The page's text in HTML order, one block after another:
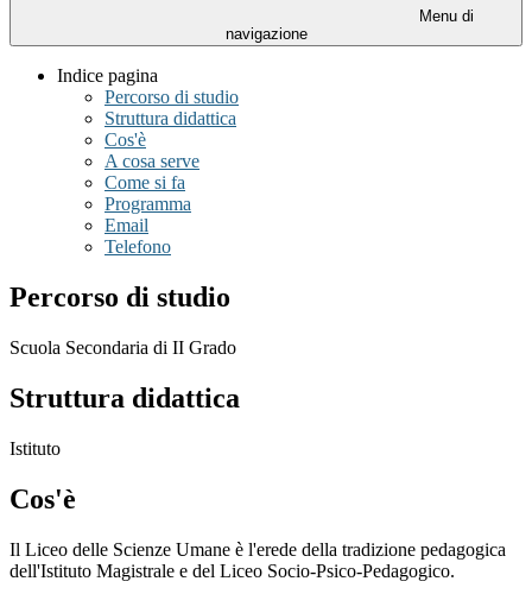
Menu di
navigazione
Indice pagina
Percorso di studio
Struttura didattica
Cos'è
A cosa serve
Come si fa
Programma
Email
Telefono
Percorso di studio
Scuola Secondaria di II Grado
Struttura didattica
Istituto
Cos'è
Il Liceo delle Scienze Umane è l'erede della tradizione pedagogica
dell'Istituto Magistrale e del Liceo Socio-Psico-Pedagogico.